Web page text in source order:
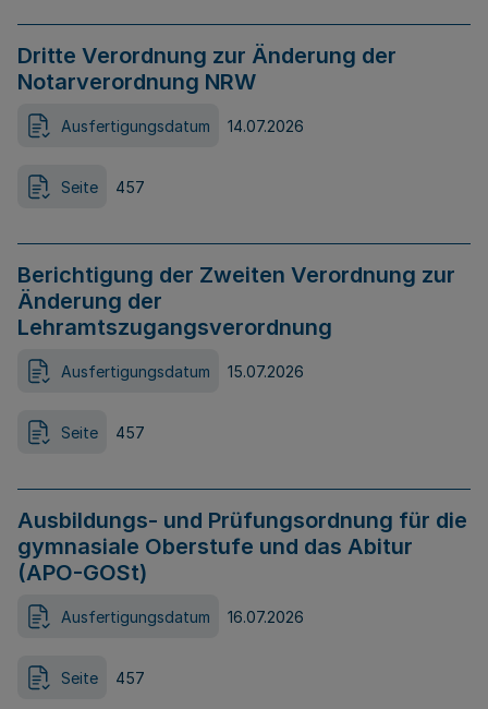
Dritte Verordnung zur Änderung der
Notarverordnung NRW
Ausfertigungsdatum 14.07.2026
Seite 457
Berichtigung der Zweiten Verordnung zur
Änderung der
Lehramtszugangsverordnung
Ausfertigungsdatum 15.07.2026
Seite 457
Ausbildungs- und Prüfungsordnung für die
gymnasiale Oberstufe und das Abitur
(APO-GOSt)
Ausfertigungsdatum 16.07.2026
Seite 457